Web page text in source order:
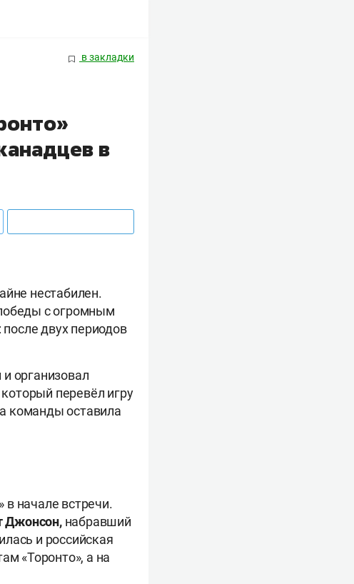
в закладки
в
нестабилен.
с огромным
двух периодов
организовал
который перевёл игру
команды оставила
в начале встречи.
Джонсон, набравший
и российская
«Торонто», а на